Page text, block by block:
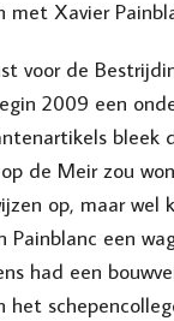
met Xavier
voor de
2009 een
de Meir zou
op, maar wel
Painblanc een
had een
het